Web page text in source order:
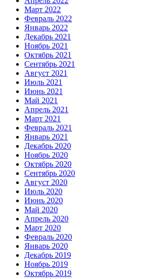
Март 2022
Февраль 2022
Январь 2022
Декабрь 2021
Ноябрь 2021
Октябрь 2021
Сентябрь 2021
Август 2021
Июль 2021
Июнь 2021
Май 2021
Апрель 2021
Март 2021
Февраль 2021
Январь 2021
Декабрь 2020
Ноябрь 2020
Октябрь 2020
Сентябрь 2020
Август 2020
Июль 2020
Июнь 2020
Май 2020
Апрель 2020
Март 2020
Февраль 2020
Январь 2020
Декабрь 2019
Ноябрь 2019
Октябрь 2019